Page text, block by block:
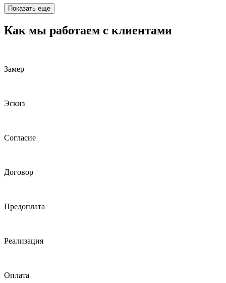
Показать еще
Как мы работаем с клиентами
Замер
Эскиз
Согласие
Договор
Предоплата
Реализация
Оплата